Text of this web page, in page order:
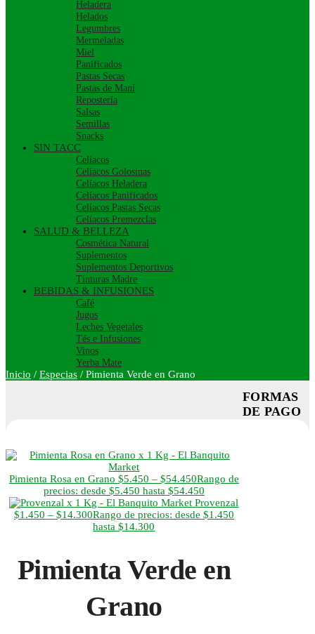
Heladera
Helados
Legumbres
Mermeladas
Miel
Panificados
Pastas Secas
Pastas de Maní
Repostería
Salsas
Semillas
Snacks
SIN TACC
Celíacos
Celíacos Golosinas
Celíacos Heladera
Celíacos Panificados
Celíacos Pastas Secas
Celíacos Premezclas
SALUD & BELLEZA
Cosmética Natural
Suplementos
Suplementos Deportivos
Tinturas Madre
BEBIDAS & INFUSIONES
Café
Jugos
Leches Vegetales
Tés e Infusiones
Vinos
Yerba Mate
Inicio / Especias / Pimienta Verde en Grano
Pimienta Rosa en Grano $5.450 – $54.450Rango de
precios: desde $5.450 hasta $54.450
Provenzal
$1.450 – $14.300Rango de precios: desde $1.450
hasta $14.300
Pimienta Verde en
Grano
FORMAS
DE PAGO